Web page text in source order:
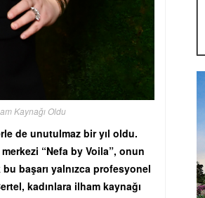
Kaynağı Oldu
de unutulmaz bir yıl oldu.
“Nefa by Voila”, onun
başarı yalnızca profesyonel
kadınlara ilham kaynağı